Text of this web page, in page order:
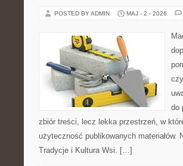
POSTED BY ADMIN MAJ - 2 - 2026
do
zbiór treści, lecz lekka przestrzeń, w
użyteczność publikowanych
Tradycje i Kultura Wsi. […]